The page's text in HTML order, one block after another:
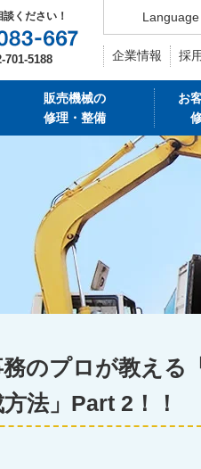
ください！
701-5188
Language
企業情報 採
販売機械の
修理・整備
お
務のプロが教える
法」Part 2！！